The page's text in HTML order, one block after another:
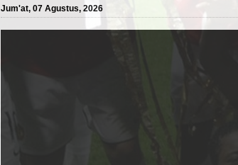
Jum'at, 07 Agustus, 2026